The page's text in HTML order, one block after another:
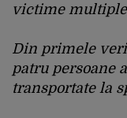
victime
Din primele
patru persoane
transportate la